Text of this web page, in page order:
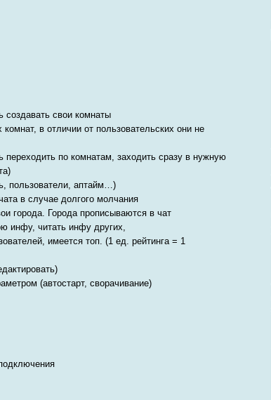
создавать свои комнаты
в отличии от пользовательских они не
по комнатам, заходить сразу в нужную
пользователи, аптайм…)
в случае долгого молчания
города. Города прописываются в чат
инфу, читать инфу других,
имеется топ. (1 ед. рейтинга = 1
(автостарт, сворачивание)